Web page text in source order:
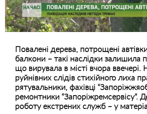
Повалені дерева, потрощені
балкони – такі наслідки залишила
що вирувала в місті вчора
руйнівних слідів стихійного лиха
рятувальники, фахівці
ремонтники “Запоріжремсервісу”.
роботу екстрених служб – у